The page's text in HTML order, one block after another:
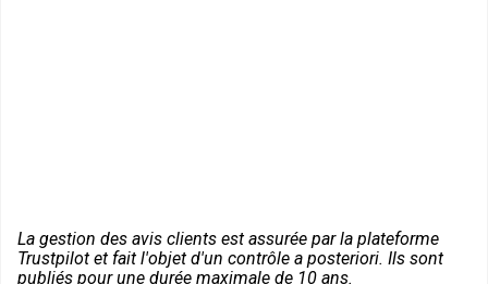
La gestion des avis clients est assurée par la plateforme
Trustpilot et fait l'objet d'un contrôle a posteriori. Ils sont
publiés pour une durée maximale de 10 ans.